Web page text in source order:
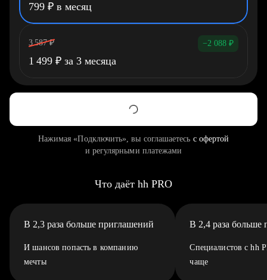
799 ₽ в месяц
3 587 ₽ −2 088 ₽
1 499 ₽ за 3 месяца
Нажимая «Подключить», вы соглашаетесь с офертой
и регулярными платежами
Что даёт hh PRO
В 2,3 раза больше приглашений
И шансов попасть в компанию
мечты
В 2,4 раза больше
Специалистов с hh
чаще